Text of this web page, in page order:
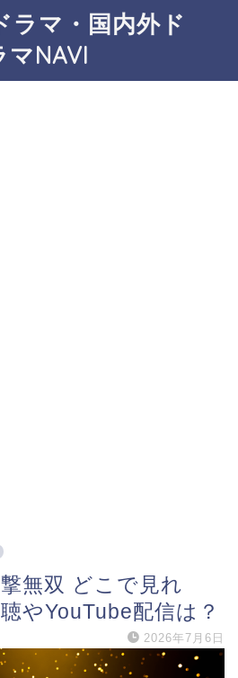
ラマ・国内外ド
マNAVI
無双 どこで見れ
やYouTube配信は？
2026年7月6日